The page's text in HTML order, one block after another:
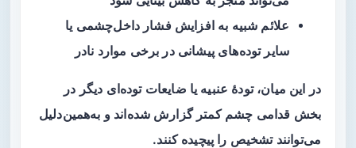
علائم شبیه به افزایش فشار داخل‌چشمی یا
سایر توده‌های پیشانی در برخی موارد نادر
در این میان، تودهٔ عنبیه یا ضایعات توده‌ای دیگر در
بخش قدامی چشم کمتر گزارش شده‌اند و به‌همین‌دلیل
می‌توانند تشخیص را پیچیده کنند.